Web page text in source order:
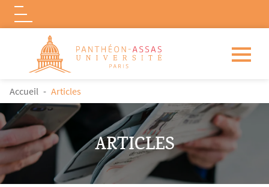
Aller au contenu principal
Logo
FIL D'ARIANE
Accueil Articles
ARTICLES